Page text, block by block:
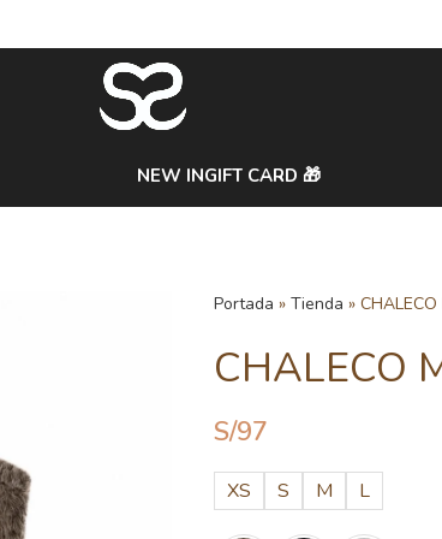
NEW INGIFT CARD 🎁
Portada » Tienda »
CHALECO
S/97
XS S M L